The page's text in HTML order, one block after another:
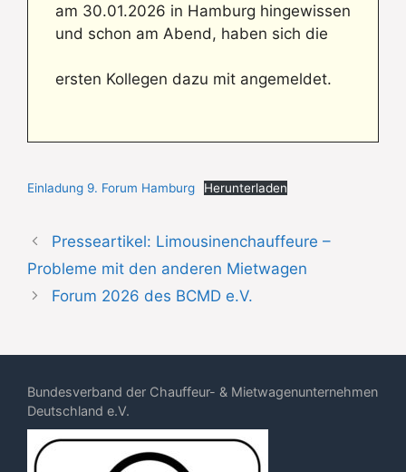
am 30.01.2026 in Hamburg hingewissen
und schon am Abend, haben sich die
ersten Kollegen dazu mit angemeldet.
Einladung 9. Forum Hamburg Herunterladen
Presseartikel: Limousinenchauffeure –
Probleme mit den anderen Mietwagen
Forum 2026 des BCMD e.V.
Bundesverband der Chauffeur- & Mietwagenunternehmen
Deutschland e.V.